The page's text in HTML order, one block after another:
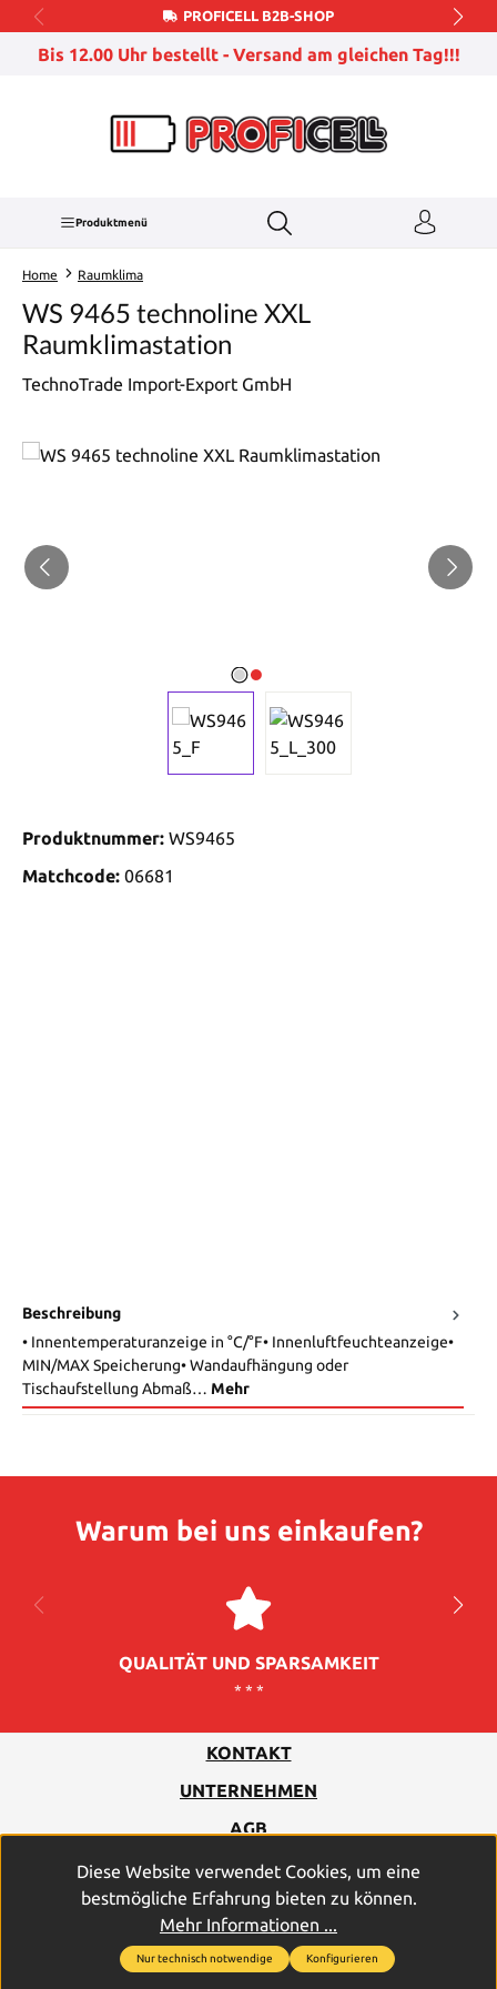
Zum Hauptinhalt springenPROFICELL B2B-SHOP
Bis 12.00 Uhr bestellt - Versand am gleichen Tag!!!
Produktmenü
Home Raumklima
WS 9465 technoline XXL
Raumklimastation
TechnoTrade Import-Export GmbH
Produktnummer: WS9465
Matchcode: 06681
Beschreibung
• Innentemperaturanzeige in °C/°F• Innenluftfeuchteanzeige•
MIN/MAX Speicherung• Wandaufhängung oder
Tischaufstellung Abmaß… Mehr
Warum bei uns einkaufen?
QUALITÄT UND SPARSAMKEIT
* * *
KONTAKT
UNTERNEHMEN
AGB
DATENSCHUTZ
IMPRESSUM
© PROFICELL Batterien GmbH & Co. Vertriebs-KG
Diese Website verwendet Cookies, um eine
bestmögliche Erfahrung bieten zu können.
Mehr Informationen ...
Nur technisch notwendige Konfigurieren